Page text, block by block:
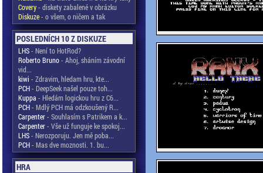
Covery- diskety zabalené v obrázku
Diskuze- o všem, o ničem a tak
POSLEDNÍCH 10 Z DISKUZE
LHS- Není to HotRod?
Roberto Bruno- Ahoj, sháním závodní
vid...
kiwi - Zdravim, hledam hru, kte...
PCH- DeepSeek našel pouze toh...
Kuppa - Hledám logickou hru z C6...
PCH- Mdlý PCH má odzkoušený R...
Carpenter- Souhlasím s Patrikem a k...
Carpenter- Vše už funguje ke spokoj...
LHS- Nerozporuju. Jen mě poba...
PCH- Mas dve moznosti. 1. bu...
HRA